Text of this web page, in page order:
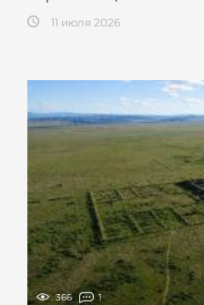
11 июля 2026
366 1